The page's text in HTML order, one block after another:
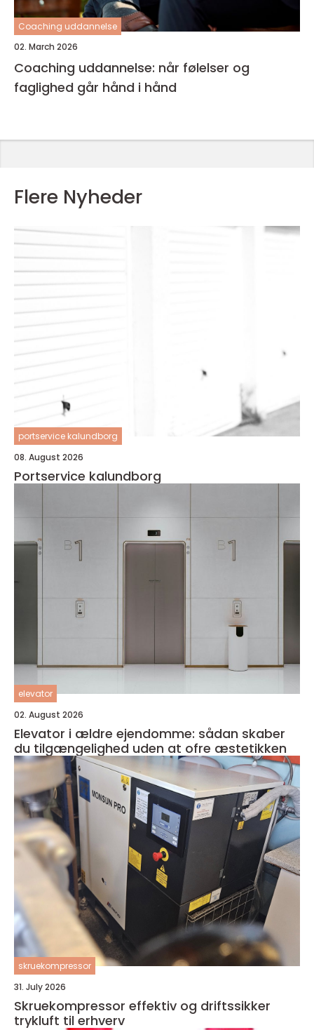
Coaching uddannelse
02. March 2026
Coaching uddannelse: når følelser og
faglighed går hånd i hånd
Flere Nyheder
portservice kalundborg
08. August 2026
Portservice kalundborg
elevator
02. August 2026
Elevator i ældre ejendomme: sådan skaber
du tilgængelighed uden at ofre æstetikken
skruekompressor
31. July 2026
Skruekompressor effektiv og driftssikker
trykluft til erhverv